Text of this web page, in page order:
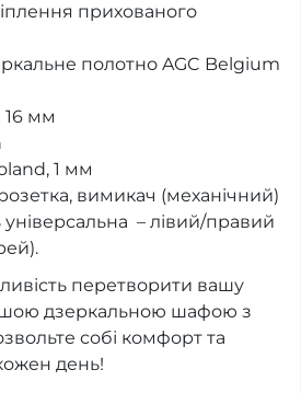
прихованого
полотно AGC Belgium
мм
1 мм
вимикач (механічний)
унiверсальна – лівий/правий
перетворити вашу
дзеркальною шафою з
собі комфорт та
день!